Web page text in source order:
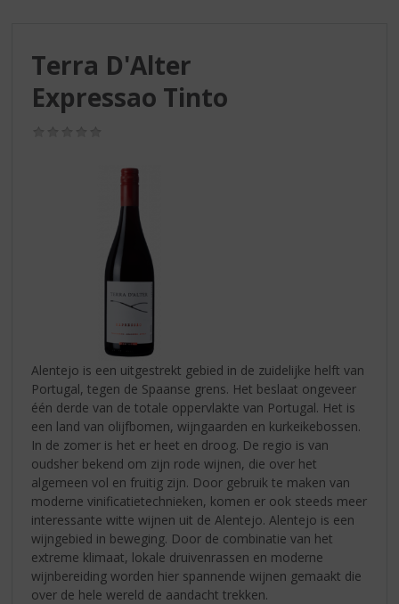
Terra D'Alter
Expressao Tinto
Alentejo is een uitgestrekt gebied in de zuidelijke helft van
Portugal, tegen de Spaanse grens. Het beslaat ongeveer
één derde van de totale oppervlakte van Portugal. Het is
een land van olijfbomen, wijngaarden en kurkeikebossen.
In de zomer is het er heet en droog. De regio is van
oudsher bekend om zijn rode wijnen, die over het
algemeen vol en fruitig zijn. Door gebruik te maken van
moderne vinificatietechnieken, komen er ook steeds meer
interessante witte wijnen uit de Alentejo. Alentejo is een
wijngebied in beweging. Door de combinatie van het
extreme klimaat, lokale druivenrassen en moderne
wijnbereiding worden hier spannende wijnen gemaakt die
over de hele wereld de aandacht trekken.